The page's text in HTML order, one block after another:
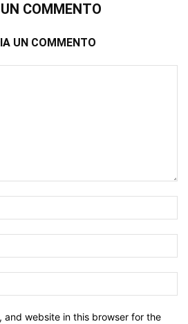
COMMENTO
UN COMMENTO
and website in this browser for the